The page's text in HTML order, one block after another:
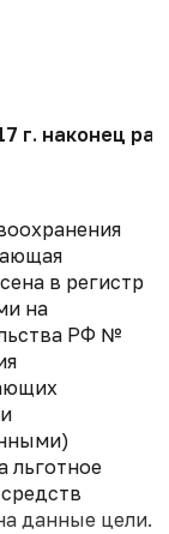
г. наконец
в регистр
на
РФ №
льготное
данные цели.